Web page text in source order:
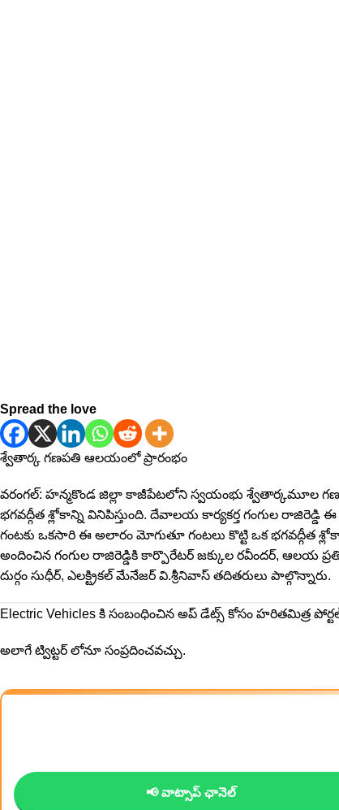
Spread the love
శ్వేతార్క గణపతి ఆలయంలో ప్రారంభం
వరంగల్: హన్మకొండ జిల్లా కాజీపేటలోని స్వయంభు శ్వేతార్కమూల
భగవద్గీత శ్లోకాన్ని వినిపిస్తుంది. దేవాలయ కార్యకర్త గంగుల
గంటకు ఒకసారి ఈ అలారం మోగుతూ గంటలు కొట్టి ఒక భగవద్గీత
అందించిన గంగుల రాజిరెడ్డికి కార్పొరేటర్ జక్కుల రవీందర్, ఆలయ
దుర్గం సుధీర్, ఎలక్ట్రికల్ మేనేజర్ వి.శ్రీనివాస్ తదితరులు పాల్గొన్నారు.
Electric Vehicles కి సంబంధించిన అప్ డేట్స్ కోసం హరితమిత్ర
అలాగే ట్విట్టర్ లోనూ సంప్రదించవచ్చు.
📢 వాట్సాప్ ఛానెల్